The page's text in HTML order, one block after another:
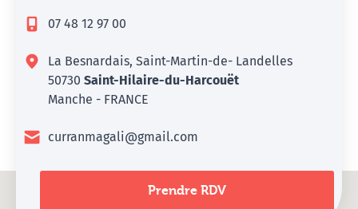
07 48 12 97 00
La Besnardais, Saint-Martin-de- Landelles
50730 Saint-Hilaire-du-Harcouët
Manche - FRANCE
curranmagali@gmail.com
Prendre RDV